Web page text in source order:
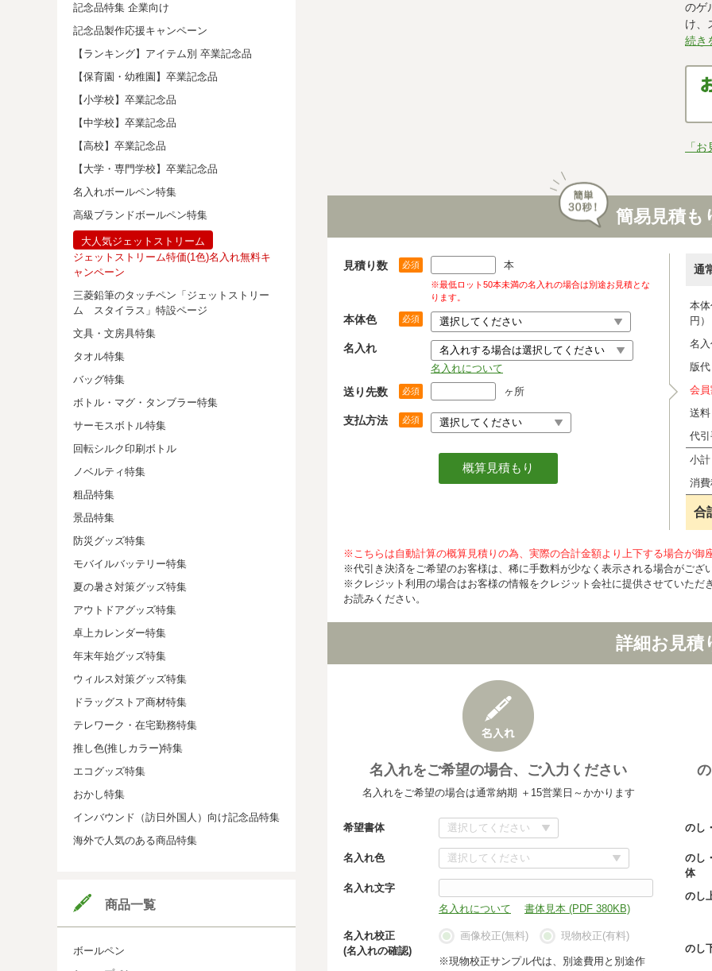
記念品特集 企業向け
記念品製作応援キャンペーン
【ランキング】アイテム別 卒業記念品
【保育園・幼稚園】卒業記念品
【小学校】卒業記念品
【中学校】卒業記念品
【高校】卒業記念品
【大学・専門学校】卒業記念品
名入れボールペン特集
高級ブランドボールペン特集
大人気ジェットストリーム
ジェットストリーム特価(1色)名入れ無料キ
ャンペーン
三菱鉛筆のタッチペン「ジェットストリー
ム スタイラス」特設ページ
文具・文房具特集
タオル特集
バッグ特集
ボトル・マグ・タンブラー特集
サーモスボトル特集
回転シルク印刷ボトル
ノベルティ特集
粗品特集
景品特集
防災グッズ特集
モバイルバッテリー特集
夏の暑さ対策グッズ特集
アウトドアグッズ特集
卓上カレンダー特集
年末年始グッズ特集
ウィルス対策グッズ特集
ドラッグストア商材特集
テレワーク・在宅勤務特集
推し色(推しカラー)特集
エコグッズ特集
おかし特集
インバウンド（訪日外国人）向け記念品特集
海外で人気のある商品特集
商品一覧
ボールペン
のゲ
け、
続き
「
簡易見積も
見積り数 必須 本
※最低ロット50本未満の名入れの場合は別途お見積とな
ります。
本体色 必須
名入れ
名入れについて
送り先数 必須 ヶ所
支払方法 必須
通
本
円）
名
版代
会
送料
代
小計
消
合
※こちらは自動計算の概算見積りの為、実際の合計金額より上下する場合が御
※代引き決済をご希望のお客様は、稀に手数料が少なく表示される場合がござ
※クレジット利用の場合はお客様の情報をクレジット会社に提供させていた
お読みください。
詳細お見積
名入れをご希望の場合、ご入力ください
名入れをご希望の場合は通常納期 ＋15営業日～かかります
希望書体
名入れ色
名入れ文字
名入れについて
書体見本 (PDF 380KB)
名入れ校正
(名入れの確認)
画像校正(無料) 現物校正(有料)
※現物校正サンプル代は、別途費用と別途作
のし
のし
体
のし
のし